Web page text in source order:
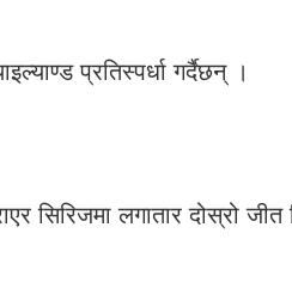
प्रतिस्पर्धा गर्दैछन् ।
सिरिजमा लगातार दोस्रो